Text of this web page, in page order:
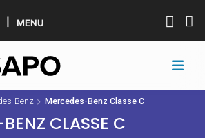
MENU
Benz Mercedes-Benz Classe C
CLASSE C